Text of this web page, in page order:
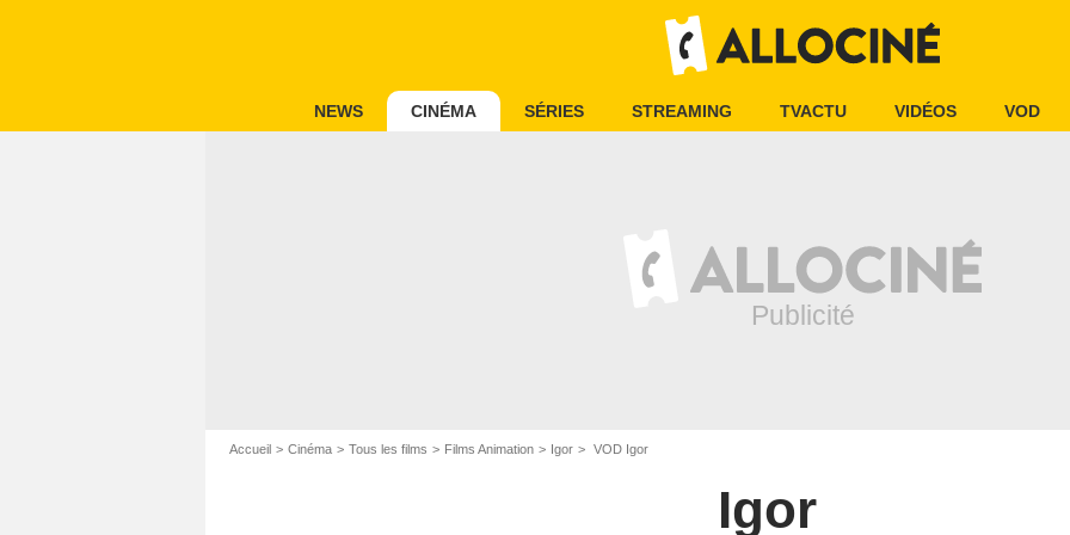
NEWS CINÉMA SÉRIES STREAMING TVACTU VIDÉOS VOD
Accueil Cinéma Tous les films Films Animation Igor VOD Igor
Igor